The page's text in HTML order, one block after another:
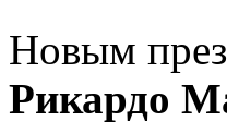
Новым
Рикардо